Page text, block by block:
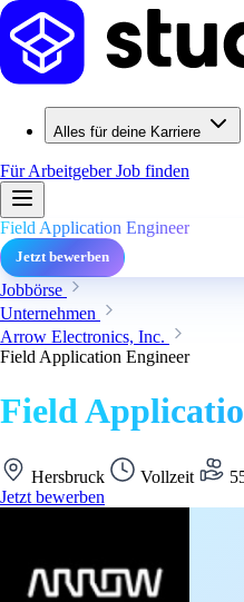
Alles für deine Karriere
Für ArbeitgeberJob finden
Field Application Engineer
Jetzt bewerben
Jobbörse
Unternehmen
Arrow Electronics, Inc.
Field Application Engineer
Field
Hersbruck Vollzeit
Jetzt bewerben